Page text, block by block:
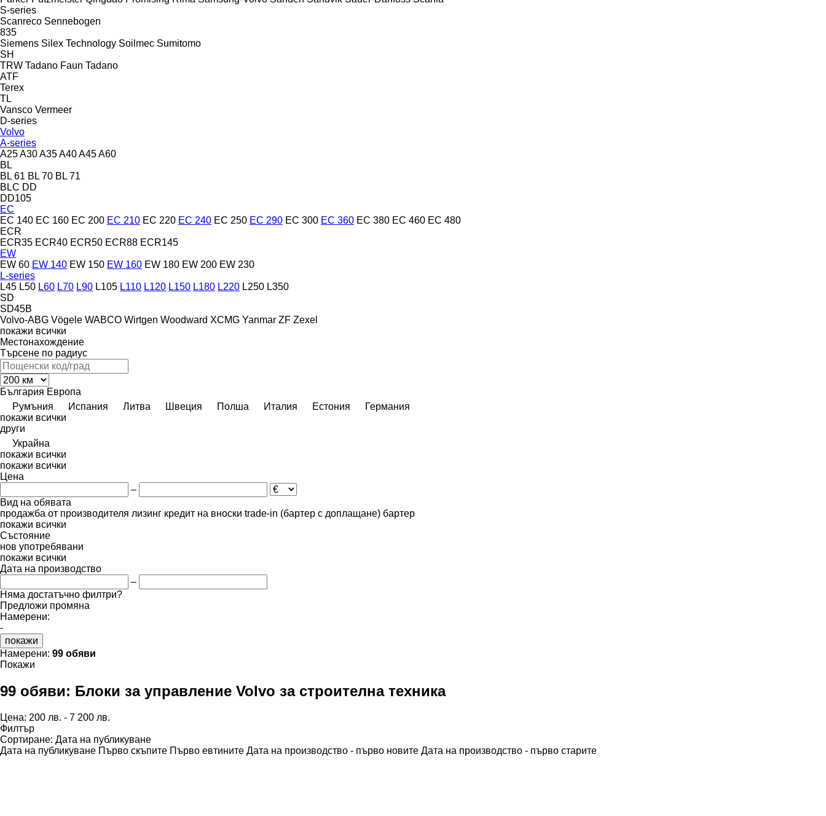
S-series
Scanreco Sennebogen
835
Siemens Silex Technology Soilmec Sumitomo
SH
TRW Tadano Faun Tadano
ATF
Terex
TL
Vansco Vermeer
D-series
Volvo
A-series
A25A30A35A40A45A60
BL
BL 61 BL 70 BL 71
BLC DD
DD105
EC
EC 140 EC 160 EC 200 EC 210 EC 220 EC 240 EC 250 EC 290 EC 300 EC 360 EC 380 EC 460 EC 480
ECR
ECR35 ECR40 ECR50 ECR88 ECR145
EW
EW 60 EW 140 EW 150 EW 160 EW 180 EW 200 EW 230
L-series
L45 L50 L60 L70 L90 L105 L110 L120 L150 L180 L220 L250 L350
SD
SD45B
Volvo-ABG Vögele WABCO Wirtgen Woodward XCMG Yanmar ZF Zexel
покажи всички
Местонахождение
Търсене по радиус
България Европа
Румъния
Испания Литва Швеция Полша Италия Естония
Германия
покажи всички
други
Украйна
покажи всички
покажи всички
Цена
–
Вид на обявата
продажба от производителя лизинг кредит на вноски trade-in (бартер с доплащане) бартер
покажи всички
Състояние
нов употребявани
покажи всички
Дата на производство
–
Няма достатъчно филтри?
Предложи промяна
Намерени:
-
покажи
Намерени: 99 обяви
Покажи
99 обяви: Блоки за управление Volvo за строителна техника
Цена: 200 лв. - 7 200 лв.
Филтър
Сортиране: Дата на публикуване
Дата на публикуване Първо скъпите Първо евтините Дата на производство - първо новите Дата на производство - първо старите